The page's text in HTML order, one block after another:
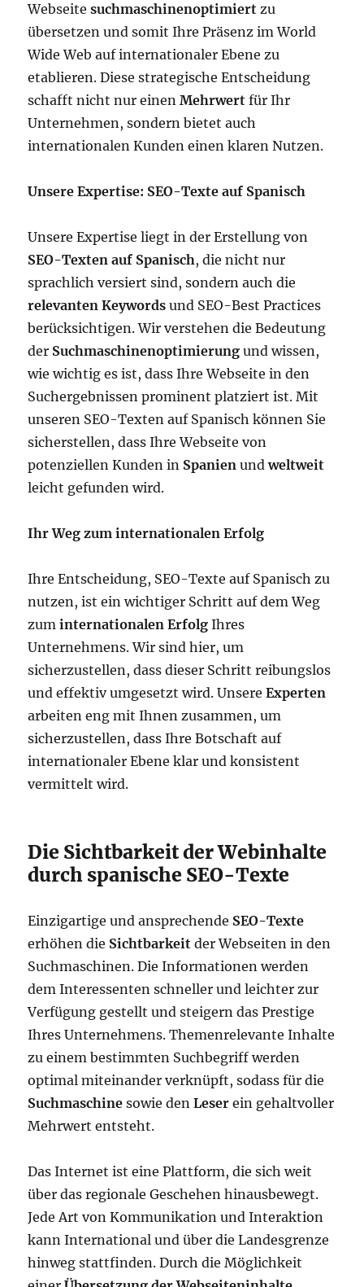
Webseitesuchmaschinenoptimiert zu
übersetzen und somit Ihre Präsenz im World
Wide Web auf internationaler Ebene zu
etablieren. Diese strategische Entscheidung
schafft nicht nur einenMehrwert für Ihr
Unternehmen, sondern bietet auch
internationalen Kunden einen klaren Nutzen.
Unsere Expertise: SEO-Texte auf Spanisch
Unsere Expertise liegt in der Erstellung von
SEO-Texten auf Spanisch, die nicht nur
sprachlich versiert sind, sondern auch die
relevanten Keywords und SEO-Best Practices
berücksichtigen. Wir verstehen die Bedeutung
der Suchmaschinenoptimierung und wissen,
wie wichtig es ist, dass Ihre Webseite in den
Suchergebnissen prominent platziert ist. Mit
unseren SEO-Texten auf Spanisch können Sie
sicherstellen, dass Ihre Webseite von
potenziellen Kunden in Spanien undweltweit
leicht gefunden wird.
Ihr Weg zum internationalen Erfolg
Ihre Entscheidung, SEO-Texte auf Spanisch zu
nutzen, ist ein wichtiger Schritt auf dem Weg
zuminternationalen Erfolg Ihres
Unternehmens. Wir sind hier, um
sicherzustellen, dass dieser Schritt reibungslos
und effektiv umgesetzt wird. UnsereExperten
arbeiten eng mit Ihnen zusammen, um
sicherzustellen, dass Ihre Botschaft auf
internationaler Ebene klar und konsistent
vermittelt wird.
Die Sichtbarkeit der Webinhalte
durch spanische SEO-Texte
Einzigartige und ansprechende SEO-Texte
erhöhen die Sichtbarkeit der Webseiten in den
Suchmaschinen. Die Informationen werden
dem Interessenten schneller und leichter zur
Verfügung gestellt und steigern das Prestige
Ihres Unternehmens. Themenrelevante Inhalte
zu einem bestimmten Suchbegriff werden
optimal miteinander verknüpft, sodass für die
Suchmaschine sowie denLeser ein gehaltvoller
Mehrwert entsteht.
Das Internet ist eine Plattform, die sich weit
über das regionale Geschehen hinausbewegt.
Jede Art von Kommunikation und Interaktion
kann International und über die Landesgrenze
hinweg stattfinden. Durch die Möglichkeit